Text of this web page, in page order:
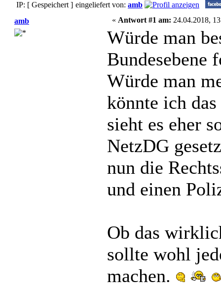
IP: [ Gespeichert ] eingeliefert von: amb
amb
« Antwort #1 am: 24.04.2018,
Würde man
Bundesebene
Würde man
könnte ich
sieht es eher
NetzDG
nun die
und einen
Ob das
sollte wohl
machen.